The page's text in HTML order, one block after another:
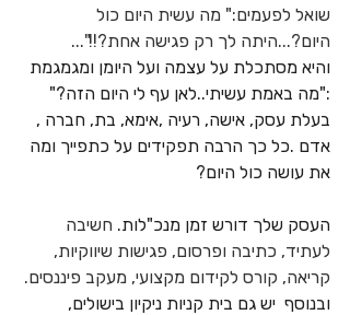
שואל לפעמים:" מה עשית היום כול
היום?...היתה לך רק פגישה אחת?!!"...
והיא מסתכלת על עצמה ועל היומן ומגמגמת
:"מה באמת עשיתי..לאן עף לי היום הזה?"
בעלת עסק, אישה, רעיה ,אימא, בת, חברה ,
אדם .כל כך הרבה תפקידים על כתפייך ומה
את עושה כול היום?
העסק שלך דורש זמן מנכ"לות. חשיבה
לעתיד, כתיבה ופרסום, פגישות שיווקיות,
קריאה, קורס לקידום מקצועי, מעקב פיננסים.
ובנוסף  יש גם בית קניות ניקיון בישולים,